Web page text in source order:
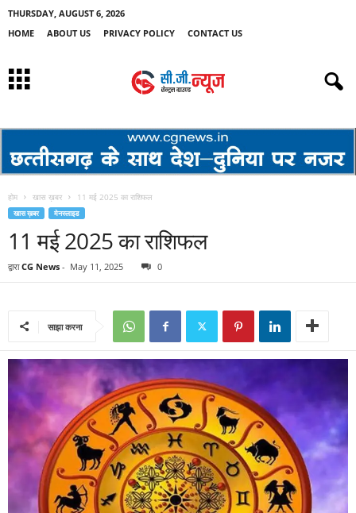
THURSDAY, AUGUST 6, 2026
HOME
ABOUT US PRIVACY POLICY CONTACT US
होम खास ख़बर 11 मई 2025 का राशिफल
खास ख़बर मेनस्लाइड
11 मई 2025 का राशिफल
द्वारा CG News - May 11, 2025 0
साझा करना